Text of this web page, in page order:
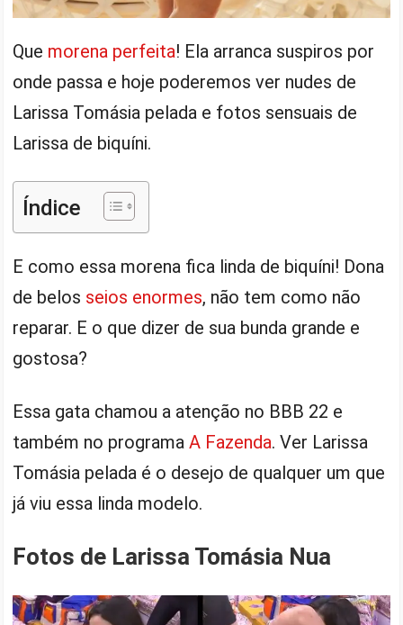
Que morena perfeita! Ela arranca suspiros por
onde passa e hoje poderemos ver nudes de
Larissa Tomásia pelada e fotos sensuais de
Larissa de biquíni.
Índice
E como essa morena fica linda de biquíni! Dona
de belos seios enormes, não tem como não
reparar. E o que dizer de sua bunda grande e
gostosa?
Essa gata chamou a atenção no BBB 22 e
também no programaA Fazenda. Ver Larissa
Tomásia pelada é o desejo de qualquer um que
já viu essa linda modelo.
Fotos de Larissa Tomásia Nua